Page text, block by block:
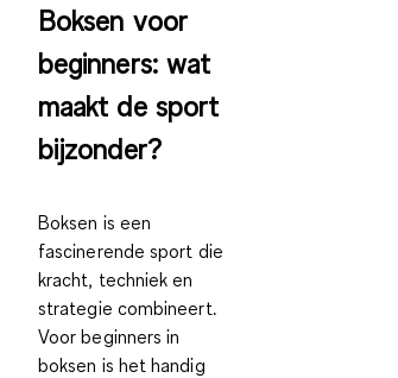
Boksen voor
beginners: wat
maakt de sport
bijzonder?
Boksen is een
fascinerende sport die
kracht, techniek en
strategie combineert.
Voor beginners in
boksen is het handig